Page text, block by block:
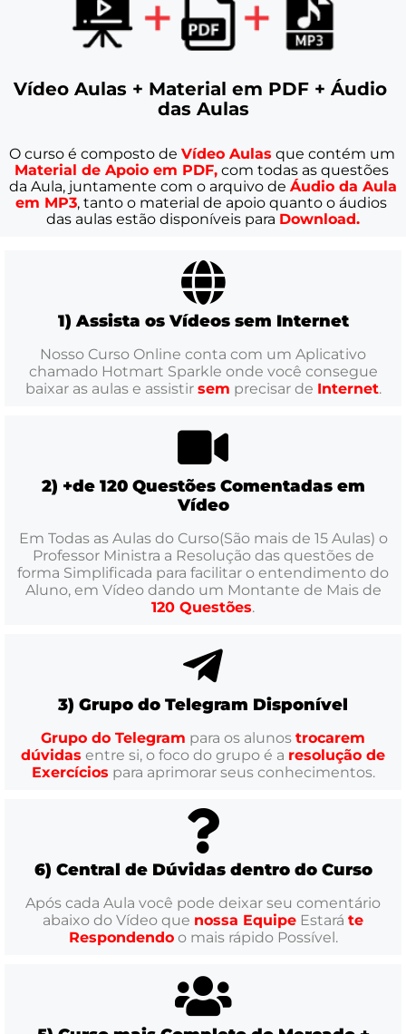
Vídeo Aulas + Material em PDF + Áudio
das Aulas
O curso é composto de Vídeo Aulas
Material de Apoio em PDF, com todas as questões
da Aula, juntamente com o arquivo de Áudio da Aula
em MP3, tanto o material de apoio quanto o áudios
das aulas estão disponíveis para Download.
1) Assista os Vídeos sem Internet
Nosso Curso Online conta com um Aplicativo
chamado Hotmart Sparkle onde você consegue
baixar as aulas e assistir sem precisar de Internet.
2) +de 120 Questões Comentadas em
Vídeo
Em Todas as Aulas do Curso(São mais de 15 Aulas) o
Professor Ministra a Resolução das questões de
forma Simplificada para facilitar o entendimento do
Aluno, em Vídeo dando um Montante de Mais de
120 Questões.
3) Grupo do Telegram Disponível
Grupo do Telegram para os alunos trocarem
dúvidas entre si, o foco do grupo é a resolução de
Exercícios para aprimorar seus conhecimentos.
6) Central de Dúvidas dentro do Curso
Após cada Aula você pode deixar seu comentário
abaixo do Vídeo que nossa Equipe Estará te
Respondendoo mais rápido Possível.